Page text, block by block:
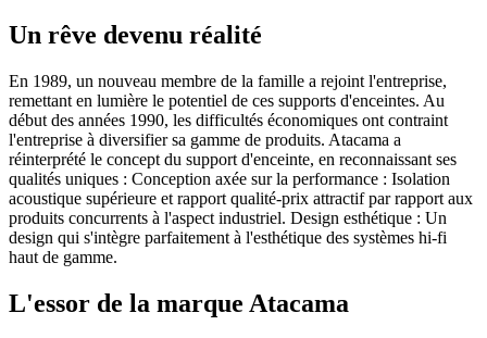
Un rêve devenu réalité
En 1989, un nouveau membre de la famille a rejoint l'entreprise,
remettant en lumière le potentiel de ces supports d'enceintes. Au
début des années 1990, les difficultés économiques ont contraint
l'entreprise à diversifier sa gamme de produits. Atacama a
réinterprété le concept du support d'enceinte, en reconnaissant ses
qualités uniques : Conception axée sur la performance : Isolation
acoustique supérieure et rapport qualité-prix attractif par rapport aux
produits concurrents à l'aspect industriel. Design esthétique : Un
design qui s'intègre parfaitement à l'esthétique des systèmes hi-fi
haut de gamme.
L'essor de la marque Atacama